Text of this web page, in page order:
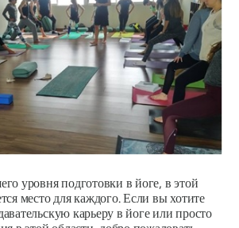
уровня подготовки в йоге, в этой
место для каждого. Если вы хотите
карьеру в йоге или просто